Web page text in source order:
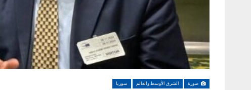
صورة الشرق الأوسط والعالم سوريا